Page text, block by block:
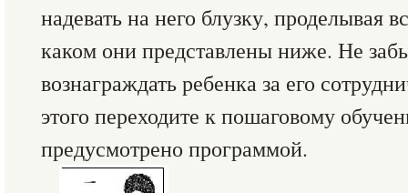
надевать на него блузку, проделывая
каком они представлены ниже. Не
вознаграждать ребенка за его
этого переходите к пошаговому
предусмотрено программой.